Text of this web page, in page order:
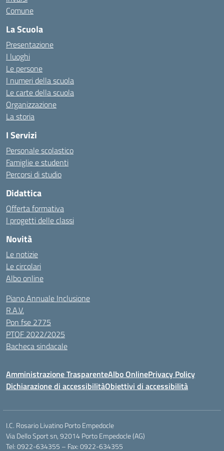
Comune
La Scuola
Presentazione
I luoghi
Le persone
I numeri della scuola
Le carte della scuola
Organizzazione
La storia
I Servizi
Personale scolastico
Famiglie e studenti
Percorsi di studio
Didattica
Offerta formativa
I progetti delle classi
Novità
Le notizie
Le circolari
Albo online
Piano Annuale Inclusione
R.A.V.
Pon fse 2775
PTOF 2022/2025
Bacheca sindacale
Amministrazione TrasparenteAlbo OnlinePrivacy Policy
Dichiarazione di accessibilitàObiettivi di accessibilità
I.C. Rosario Livatino Porto Empedocle
Via Dello Sport sn, 92014 Porto Empedocle (AG)
Tel: 0922-634355 – Fax: 0922-634355